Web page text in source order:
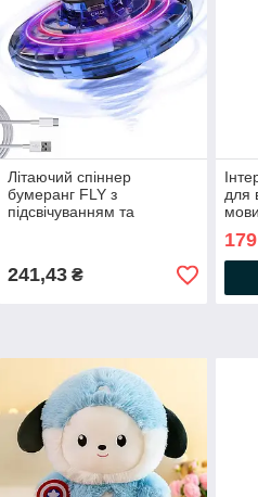
Літаючий спіннер
бумеранг FLY з
підсвічуванням та
241,43₴
для
179